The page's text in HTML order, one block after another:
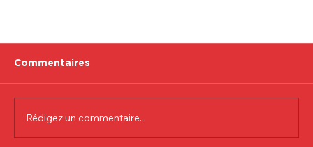
Commentaires
Rédigez un commentaire...